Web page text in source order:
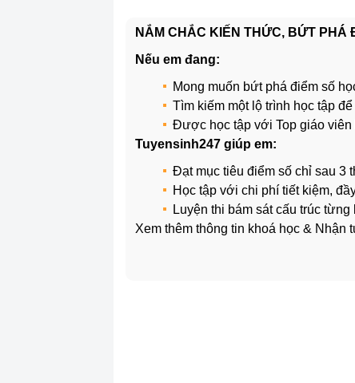
NẮM CHẮC KIẾN THỨC, BỨT PHÁ
Nếu em đang:
Mong muốn bứt phá điểm số
Tìm kiếm một lộ trình học tập
Được học tập với Top giáo
Tuyensinh247 giúp em:
Đạt mục tiêu điểm số chỉ sau 3
Học tập với chi phí tiết kiệm,
Luyện thi bám sát cấu trúc
Xem thêm thông tin khoá học & Nhận